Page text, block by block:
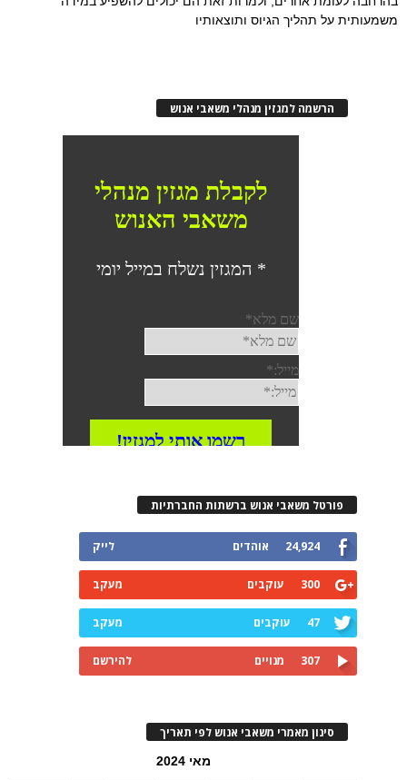
משמעותית על תהליך הגיוס ותוצאותיו
הרשמה למגזין מנהלי משאבי אנוש
פורטל משאבי אנוש ברשתות החברתיות
24,924 אוהדים לייק
300 עוקבים מעקב
47 עוקבים מעקב
307 מנויים להירשם
סינון מאמרי משאבי אנוש לפי תאריך
מאי 2024